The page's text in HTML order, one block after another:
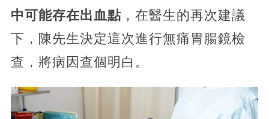
中可能存在出血點，在醫生的再次建議
下，陳先生決定這次進行無痛胃腸鏡檢
查，將病因查個明白。